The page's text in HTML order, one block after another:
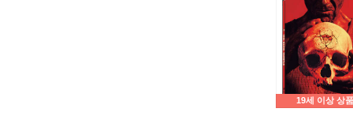
19세 이상 상품